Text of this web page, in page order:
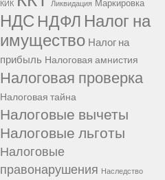
КИК Ликвидация Маркировка
НДС НДФЛ Налог на
имущество Налог на
прибыль Налоговая амнистия
Налоговая проверка
Налоговая тайна
Налоговые вычеты
Налоговые льготы
Налоговые
правонарушения Наследство